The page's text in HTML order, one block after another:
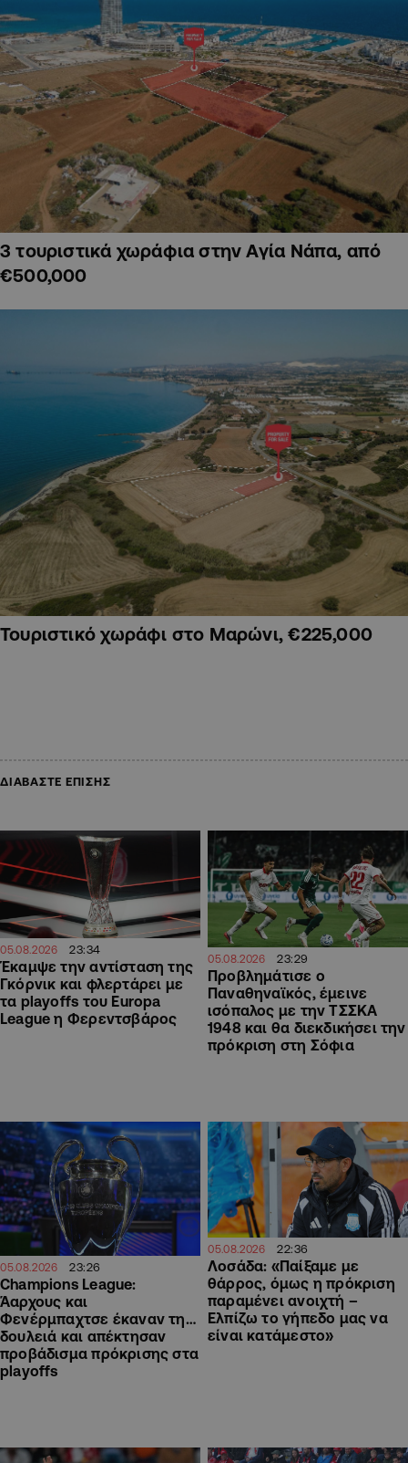
3 τουριστικά χωράφια στην Αγία Νάπα, από
€500,000
Τουριστικό χωράφι στο Μαρώνι, €225,000
ΔΙΑΒΑΣΤΕ ΕΠΙΣΗΣ
05.08.2026 23:34
Έκαμψε την αντίσταση της
Γκόρνικ και φλερτάρει με
τα playoffs του Europa
League η Φερεντσβάρος
05.08.2026 23:29
Προβλημάτισε ο
Παναθηναϊκός, έμεινε
ισόπαλος με την ΤΣΣΚΑ
1948 και θα διεκδικήσει την
πρόκριση στη Σόφια
05.08.2026 23:26
Champions League:
Άαρχους και
Φενέρμπαχτσε έκαναν τη…
δουλειά και απέκτησαν
προβάδισμα πρόκρισης στα
playoffs
05.08.2026 22:36
Λοσάδα: «Παίξαμε με
θάρρος, όμως η πρόκριση
παραμένει ανοιχτή –
Ελπίζω το γήπεδο μας να
είναι κατάμεστο»